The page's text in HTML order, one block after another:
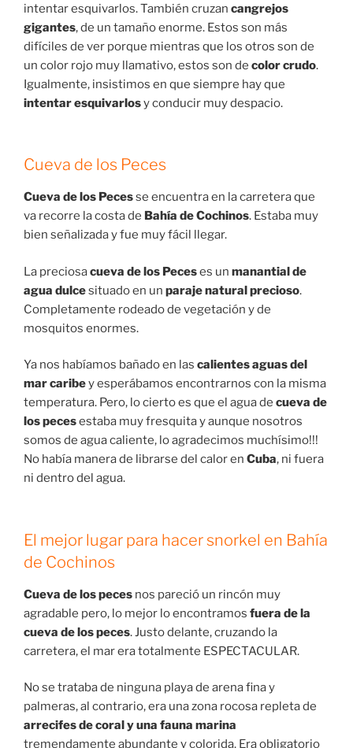
intentar esquivarlos. También cruzan cangrejos
gigantes, de un tamaño enorme. Estos son más
difíciles de ver porque mientras que los otros son de
un color rojo muy llamativo, estos son de color crudo.
Igualmente, insistimos en que siempre hay que
intentar esquivarlosy conducir muy despacio.
Cueva de los Peces
Cueva de los Pecesse encuentra en la carretera que
va recorre la costa de Bahía de Cochinos. Estaba muy
bien señalizada y fue muy fácil llegar.
La preciosacueva de los Peceses un manantial de
agua dulcesituado en un paraje natural precioso.
Completamente rodeado de vegetación y de
mosquitos enormes.
Ya nos habíamos bañado en las calientes aguas del
mar caribey esperábamos encontrarnos con la misma
temperatura. Pero, lo cierto es que el agua de cueva de
los pecesestaba muy fresquita y aunque nosotros
somos de agua caliente, lo agradecimos muchísimo!!!
No había manera de librarse del calor en Cuba, ni fuera
ni dentro del agua.
El mejor lugar para hacer snorkel en Bahía
de Cochinos
Cueva de los peces nos pareció un rincón muy
agradable pero, lo mejor lo encontramos fuera de la
cueva de los peces. Justo delante, cruzando la
carretera, el mar era totalmente ESPECTACULAR.
No se trataba de ninguna playa de arena fina y
palmeras, al contrario, era una zona rocosa repleta de
arrecifes de coral y una fauna marina
tremendamente abundante y colorida. Era obligatorio